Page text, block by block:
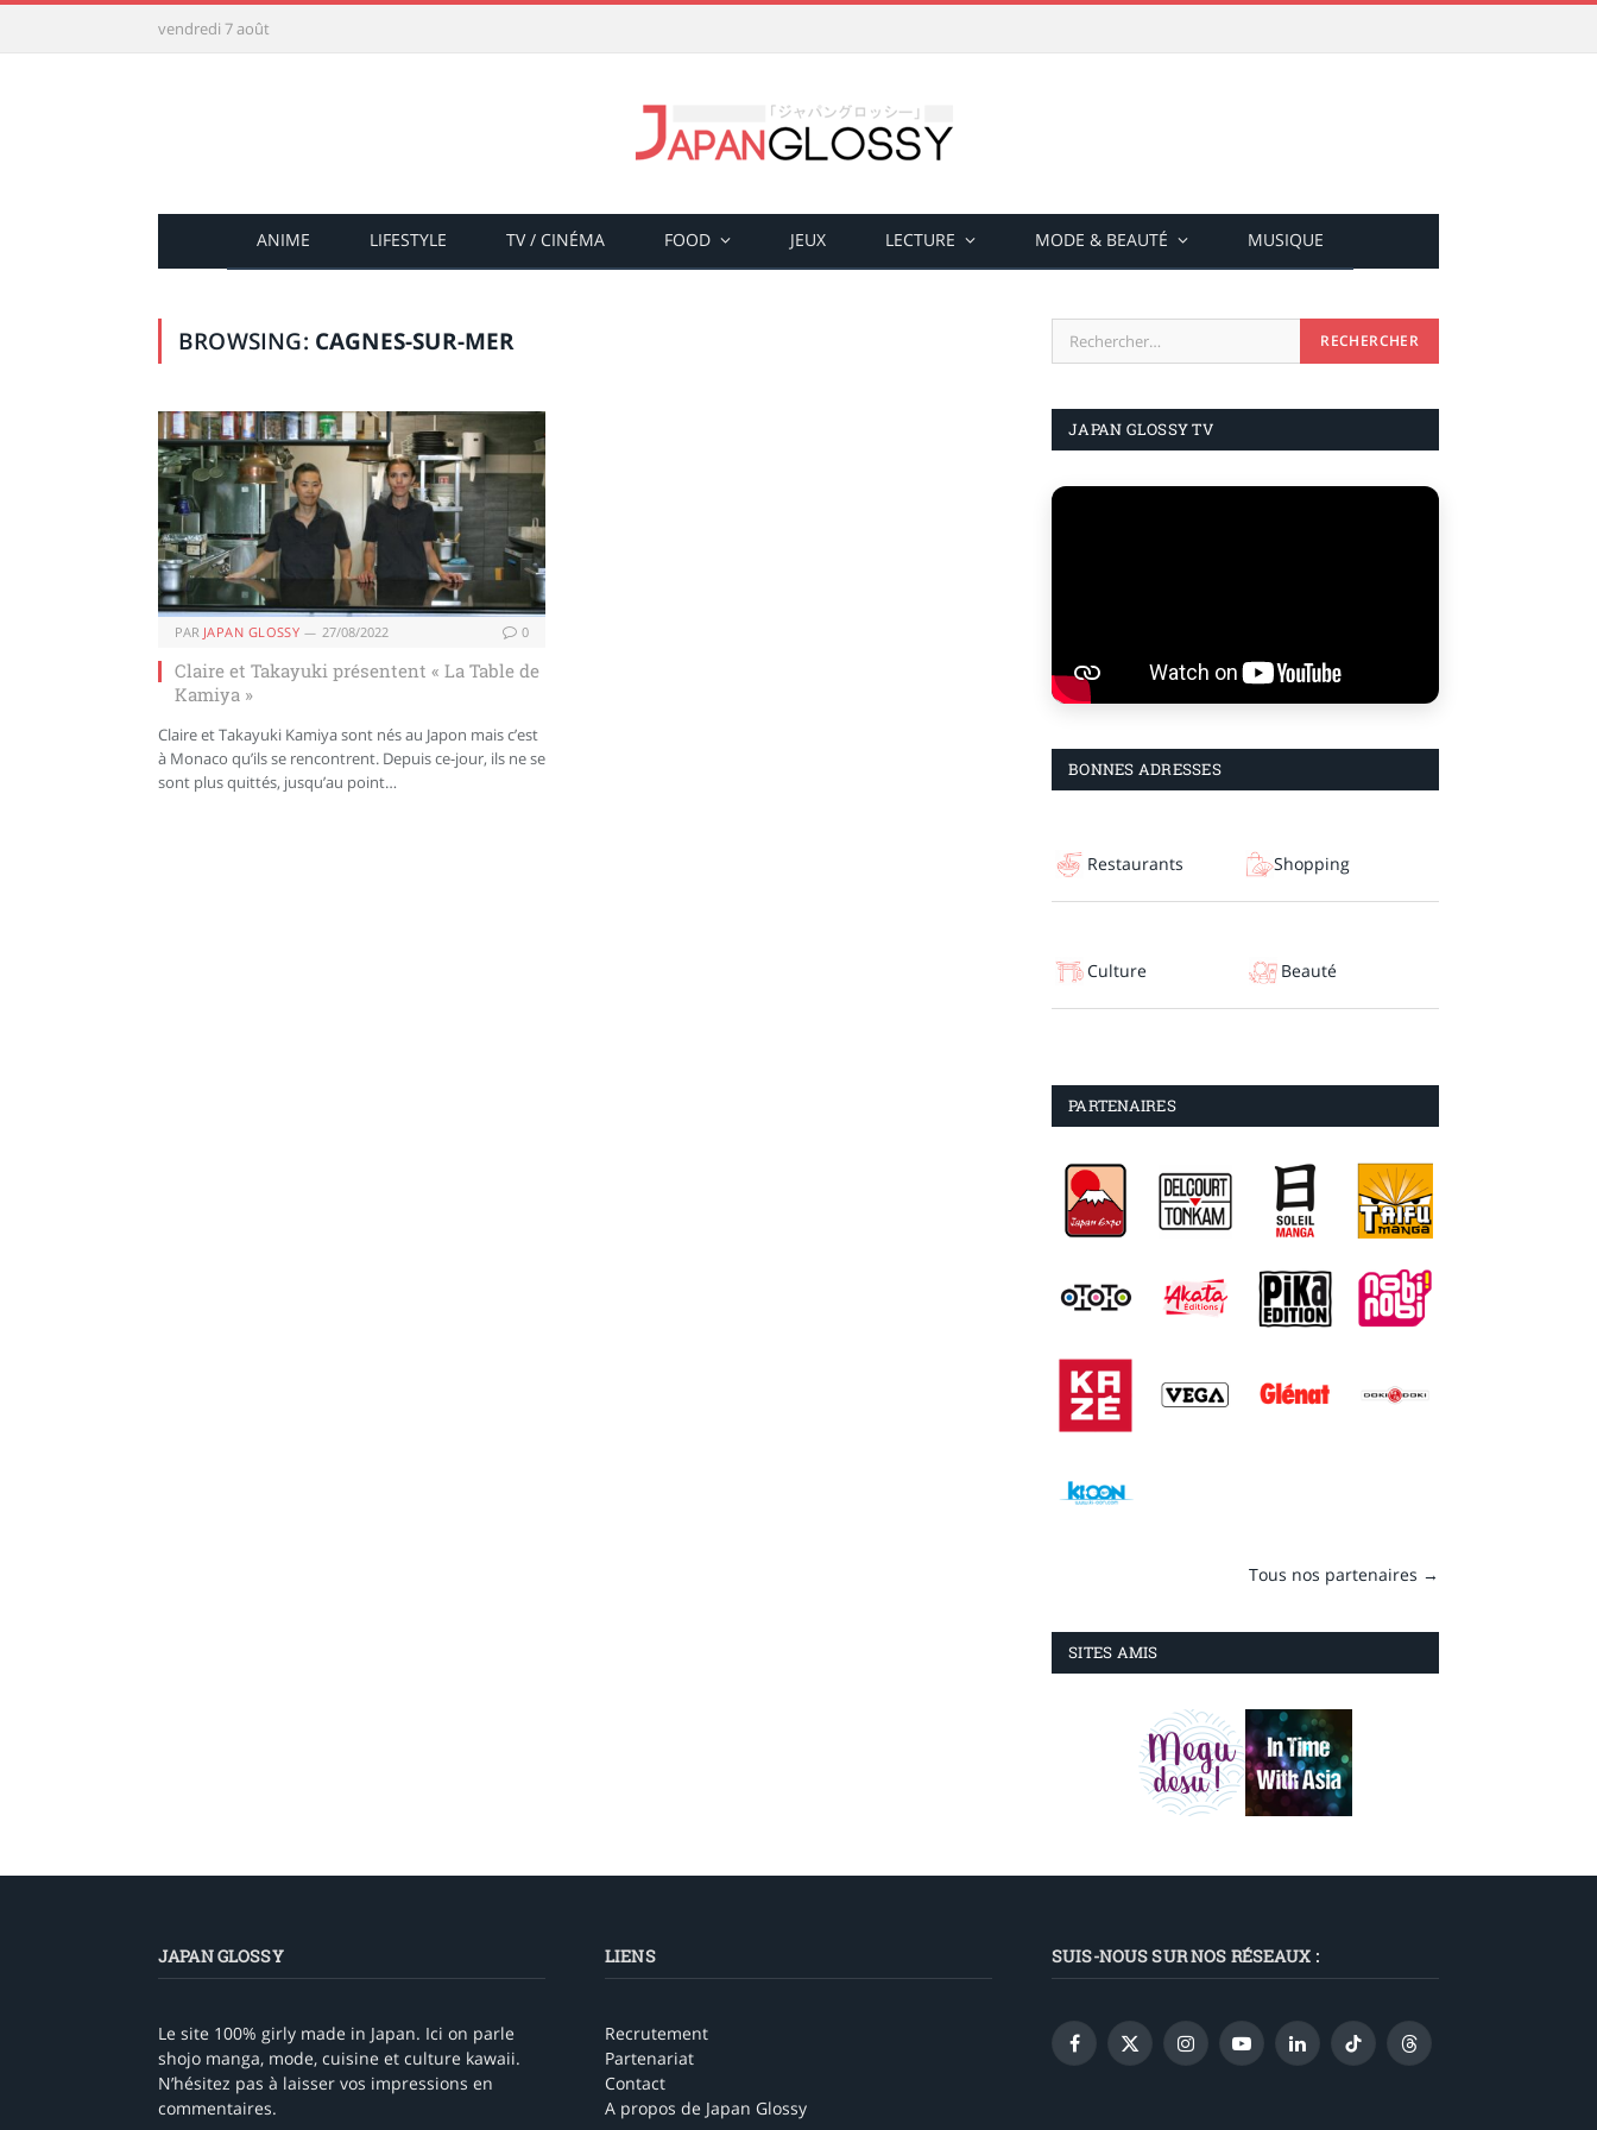
vendredi 7 août
ANIME LIFESTYLE TV / CINÉMA FOOD JEUX LECTURE MODE & BEAUTÉ MUSIQUE
BROWSING: CAGNES-SUR-MER
PAR JAPAN GLOSSY 27/08/2022 0
Claire et Takayuki présentent « La Table de
Kamiya »
Claire et Takayuki Kamiya sont nés au Japon mais c’est
à Monaco qu’ils se rencontrent. Depuis ce-jour, ils ne se
sont plus quittés, jusqu’au point…
JAPAN GLOSSY TV
BONNES ADRESSES
Restaurants Shopping
Culture Beauté
PARTENAIRES
Tous nos partenaires →
SITES AMIS
JAPAN GLOSSY
Le site 100% girly made in Japan. Ici on parle
shojo manga, mode, cuisine et culture kawaii.
N’hésitez pas à laisser vos impressions en
commentaires.
LIENS
Recrutement
Partenariat
Contact
A propos de Japan Glossy
SUIS-NOUS SUR NOS RÉSEAUX :
Facebook
X
InstagramYouTubeLinkedInTikTok Threads